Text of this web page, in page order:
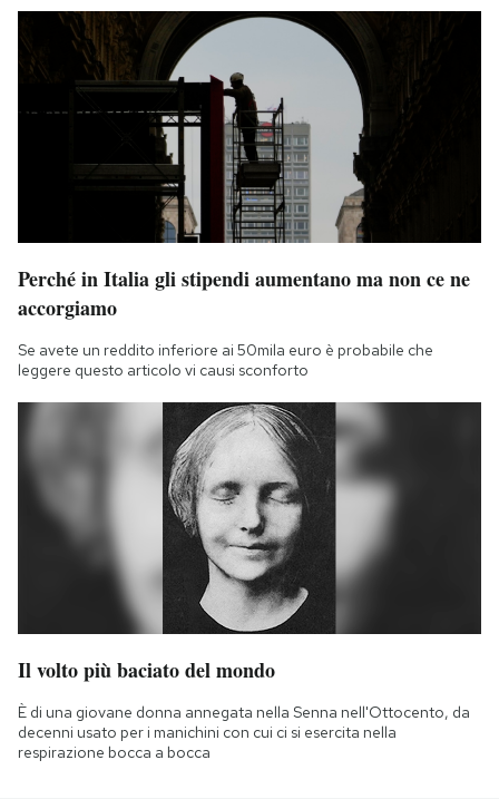
Perché in Italia gli stipendi aumentano ma non ce ne
accorgiamo
Se avete un reddito inferiore ai 50mila euro è probabile che
leggere questo articolo vi causi sconforto
Il volto più baciato del mondo
È di una giovane donna annegata nella Senna nell'Ottocento, da
decenni usato per i manichini con cui ci si esercita nella
respirazione bocca a bocca